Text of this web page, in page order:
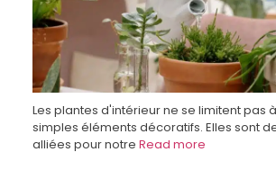
Les plantes d'intérieur ne se limitent pas
simples éléments décoratifs. Elles sont
alliées pour notre Read more